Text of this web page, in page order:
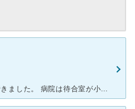
娘のニキビ治療のため、初めて行きました。 病院は待合室が小さいため、そこは患者さんが密集していましたが、清潔感のある建物で、受付の方の感じもよくテキパキされていて、先生もきちんと話を聞いてくださ